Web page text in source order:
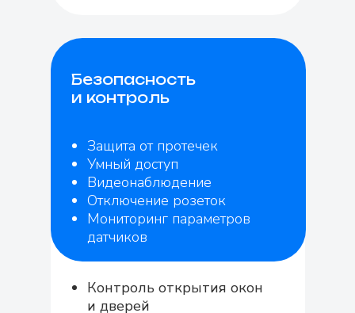
Безопасность
и контроль
Защита от протечек
Умный доступ
Видеонаблюдение
Отключение розеток
Мониторинг параметров
датчиков
Контроль открытия окон
и дверей